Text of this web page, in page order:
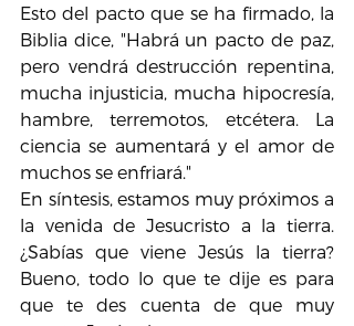
Esto del pacto que se ha firmado, la
Biblia dice, "Habrá un pacto de paz,
pero vendrá destrucción repentina,
mucha injusticia, mucha hipocresía,
hambre, terremotos, etcétera. La
ciencia se aumentará y el amor de
muchos se enfriará."
En síntesis, estamos muy próximos a
la venida de Jesucristo a la tierra.
¿Sabías que viene Jesús la tierra?
Bueno, todo lo que te dije es para
que te des cuenta de que muy